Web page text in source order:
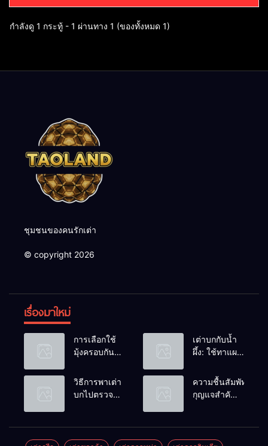
กำลังดู 1 กระทู้ - 1 ผ่านทาง 1 (ของทั้งหมด 1)
ชุมชนของคนรักเต่า
© copyright 2026
เรื่องมาใหม่
การเลือกใช้
มุ้งครอบกัน
วางไข่ในคอก
เต่า
เต่าบกกับน้ำ
ผึ้ง: ใช้ทาแผล
ดื่มได้ไหม?
วิธีการพาเต่า
บกไปตรวจ
ความชื้นสัมพัทธ์:
กุญแจสำคัญ